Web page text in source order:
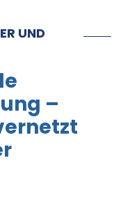
UND
–